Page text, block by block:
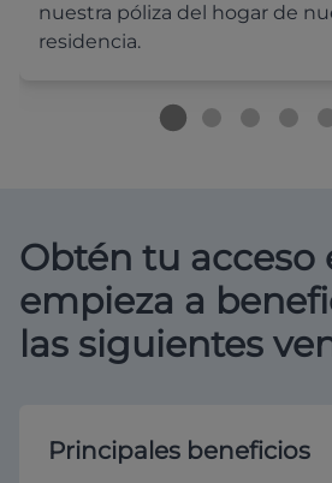
nuestra póliza del hogar de
residencia.
Obtén tu acceso
empieza a
las siguientes
Principales beneficios